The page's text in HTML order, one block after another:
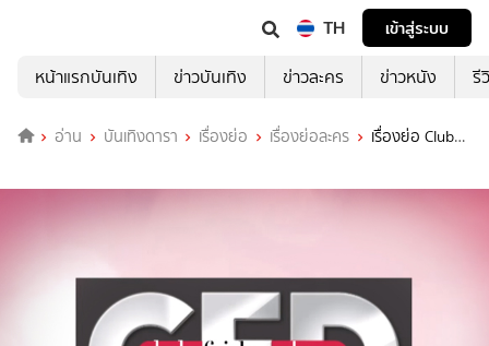
TH
เข้าสู่ระบบ
หน้าแรกบันเทิง
ข่าวบันเทิง ข่าวละคร ข่าวหนัง รี
อ่าน บันเทิงดารา เรื่องย่อ เรื่องย่อละคร
เรื่องย่อ Club